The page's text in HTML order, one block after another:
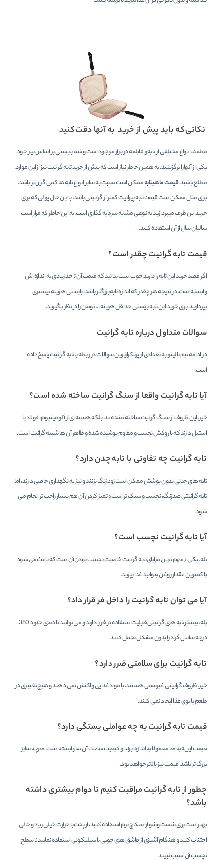
نکاتی که باید پیش از خرید به آنها دقت کنید
مطمئنا انواع مختلفی از تابه و قابلمه در بازار موجود است و شما بایستی بر اساس نیاز خود
یکی از آنها را برگزینید. به همین خاطر نیاز است که پیش از خرید تابه گرانیت نیز از این موارد
مطلع باشید.قیمت ماهیتابهممکن است نسبت به سایر انواع تابه ها کمی گران تر باشد.
برای مثال ممکن است قیمت تابه پیرانیت کمتر از گرانیتی باشد. با این حال پولی که برای
خرید این ظرف میپردازید به نوعی مشابه سرمایه گذاری است. به این خاطر که قرار است
سالیان سال از آن استفاده کنید.
قیمت تابه گرانیت چقدر است؟
اگر قصد خرید این تابه را دارید خوب است بدانید که قیمت آن تا حد زیادی به اندازه اش
وابسته است. در نتیجه هر چقدر که اندازه تابه بزرگتر باشد، بایستی هزینه بیشتری
بپردازید. برای خرید این تابه بایستی حداقل هزینه ... تومان را در نظر بگیرید.
سوالات متداول درباره تابه گرانیت
در ادامه تیم نالینو به تعدادی از پرتکرارترین سوالات در رابطه با تابه گرانیت پاسخ داده
است:
آیا تابه گرانیت واقعا از سنگ گرانیت ساخته شده است؟
خیر. این ظروف از سنگ گرانیت ساخته نشده اند، بلکه هسته ای از آلومینیوم، فولاد یا
استیل دارند که با روکش نچسب و مقاوم پوشیده شده و ظاهر آن ها شبیه گرانیت است.
تابه گرانیت چه تفاوتی با تابه چدن دارد؟
تابه های چدنی بدون پوشش ممکن است زود زنگ بزنند و نیاز به نگهداری خاصی دارند، اما
تابه گرانیتی ضدزنگ، نچسب و سبک تر است و تمیز کردن آن هم بسیار راحت تر انجام می
شود.
آیا تابه گرانیت نچسب است؟
بله. یکی از مهم ترین مزایای تابه گرانیت خاصیت نچسب بودن آن است که باعث می شود
با کمترین مقدار روغن بتوانید غذا بپزید.
آیا می توان تابه گرانیت را داخل فر قرار داد؟
بله. بیشتر تابه های گرانیتی قابلیت استفاده در فر را دارند و می توانند تا دمای حدود 380
درجه سانتی گراد را بدون مشکل تحمل کنند.
تابه گرانیت برای سلامتی ضرر دارد؟
خیر. ظروف گرانیتی غیرسمی هستند، با مواد غذایی واکنش نمی دهند و هیچ تغییری در
طعم یا بوی غذا ایجاد نمی کنند.
قیمت تابه گرانیت به چه عواملی بستگی دارد؟
قیمت این تابه ها معمولا به اندازه، برند و کیفیت ساخت آن ها وابسته است. هرچه سایز
بزرگ تر باشد، قیمت نیز بالاتر خواهد بود.
چطور از تابه گرانیت مراقبت کنیم تا دوام بیشتری داشته
باشد؟
بهتر است برای شست وشو از اسکاچ نرم استفاده کنید، از پخت با حرارت خیلی زیاد و خالی
اجتناب کنید و هنگام آشپزی از قاشق های چوبی یا سیلیکونی استفاده نمایید تا سطح
نچسب آن آسیب نبیند.